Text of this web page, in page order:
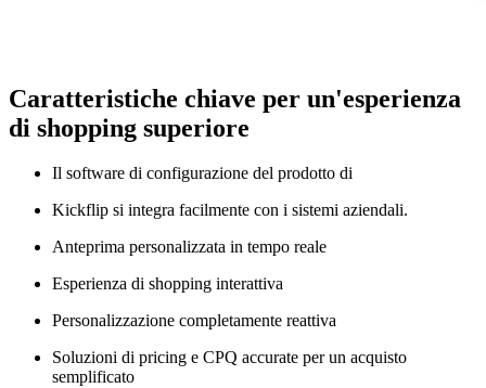
Caratteristiche chiave per un'esperienza
di shopping superiore
Il software di configurazione del prodotto di
Kickflip si integra facilmente con i sistemi aziendali.
Anteprima personalizzata in tempo reale
Esperienza di shopping interattiva
Personalizzazione completamente reattiva
Soluzioni di pricing e CPQ accurate per un acquisto
semplificato